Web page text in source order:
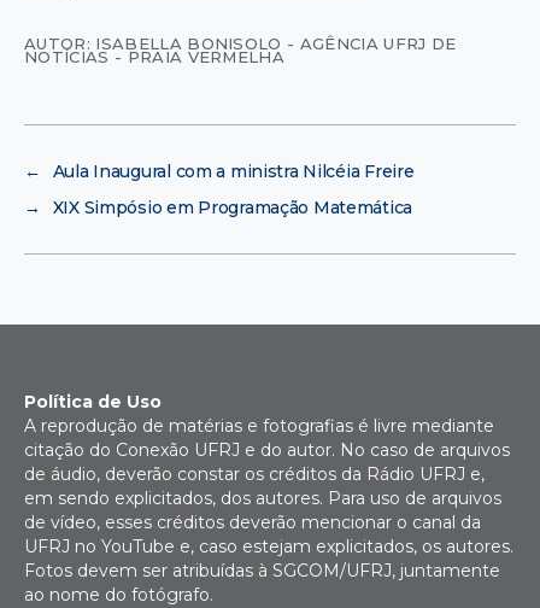
AUTOR: ISABELLA BONISOLO - AGÊNCIA UFRJ DE
NOTÍCIAS - PRAIA VERMELHA
←
Aula Inaugural com a ministra Nilcéia Freire
→
XIX Simpósio em Programação Matemática
Política de Uso
A reprodução de matérias e fotografias é livre mediante
citação do Conexão UFRJ e do autor. No caso de arquivos
de áudio, deverão constar os créditos da Rádio UFRJ e,
em sendo explicitados, dos autores. Para uso de arquivos
de vídeo, esses créditos deverão mencionar o canal da
UFRJ no YouTube e, caso estejam explicitados, os autores.
Fotos devem ser atribuídas à SGCOM/UFRJ, juntamente
ao nome do fotógrafo.